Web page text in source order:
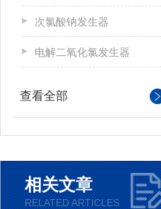
次氯酸钠发生器
电解二氧化氯发生器
查看全部
相关文章
RELATED ARTICLES